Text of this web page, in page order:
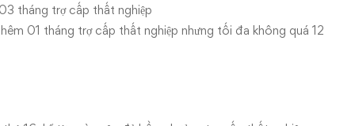
tháng trợ cấp thất nghiệp
01 tháng trợ cấp thất nghiệp nhưng tối đa không quá 12